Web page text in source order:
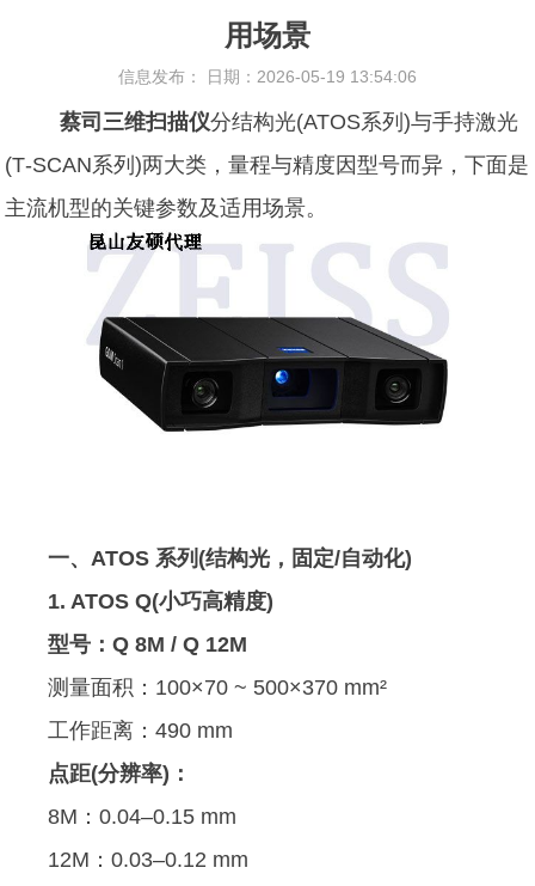
用场景
信息发布： 日期：2026-05-19 13:54:06
蔡司三维扫描仪分结构光(ATOS系列)与手持激光
(T‑SCAN系列)两大类，量程与精度因型号而异，下面是
主流机型的关键参数及适用场景。
一、ATOS 系列(结构光，固定/自动化)
1. ATOS Q(小巧高精度)
型号：Q 8M / Q 12M
测量面积：100×70 ~ 500×370 mm²
工作距离：490 mm
点距(分辨率)：
8M：0.04–0.15 mm
12M：0.03–0.12 mm